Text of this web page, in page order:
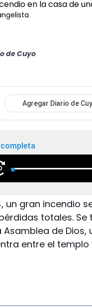
de Cuyo
Agregar Diario de
un gran incendio
totales.
de Dios,
entre el